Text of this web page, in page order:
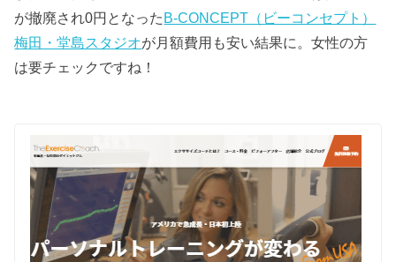
が撤廃され0円となったB-CONCEPT（ビーコンセプト）
梅田・堂島スタジオが月額費用も安い結果に。女性の方
は要チェックですね！